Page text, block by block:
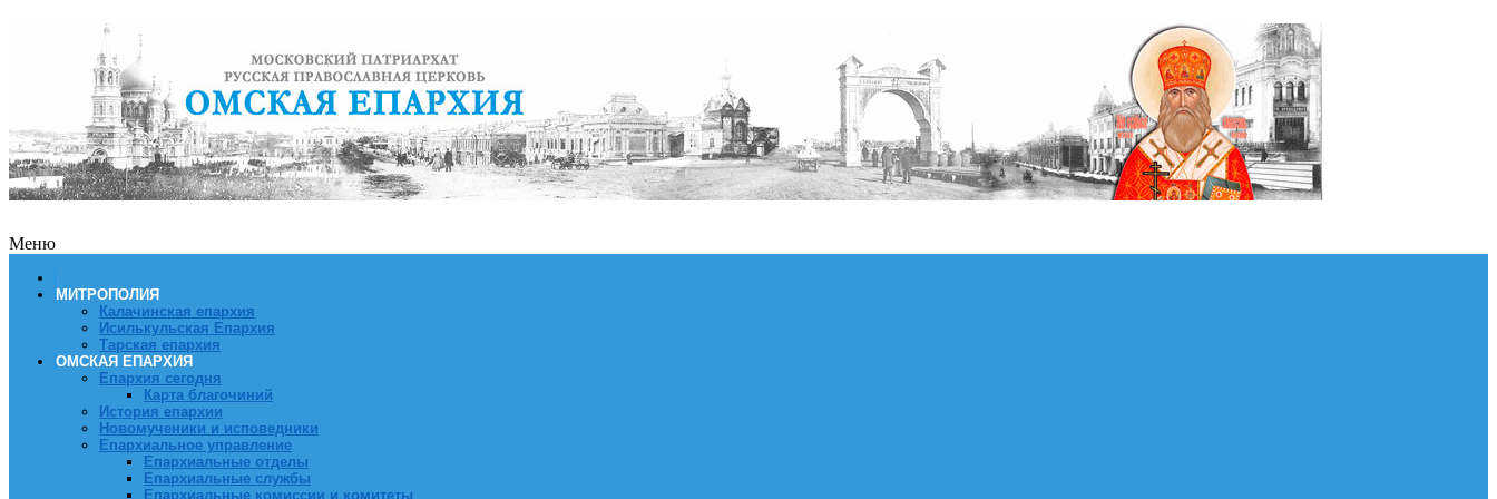
Меню
МИТРОПОЛИЯ
Калачинская епархия
Исилькульская Епархия
Тарская епархия
ОМСКАЯ ЕПАРХИЯ
Епархия сегодня
Карта благочиний
История епархии
Новомученики и исповедники
Епархиальное управление
Епархиальные отделы
Епархиальные службы
Епархиальные комиссии и комитеты